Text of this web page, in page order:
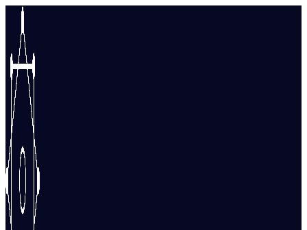
Перейти
содержимому